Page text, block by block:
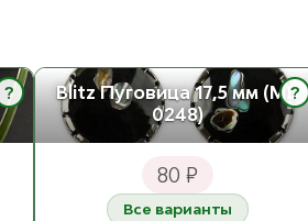
?
Blitz Пуговица 17,5 мм (MB
0248)
?
80 ₽
Все варианты